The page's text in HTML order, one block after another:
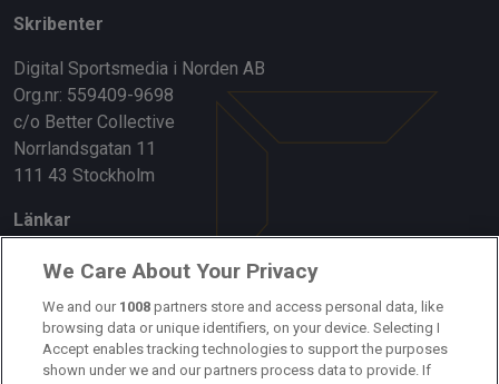
Skribenter
Digital Sportsmedia i Norden AB
Org.nr: 559409-9698
c/o Better Collective
Norrlandsgatan 11
111 43 Stockholm
Länkar
Om oss
Kontakta oss
Kundtjänst
We Care About Your Privacy
We and our 1008 partners store and access personal data, like
browsing data or unique identifiers, on your device. Selecting I
Accept enables tracking technologies to support the purposes
shown under we and our partners process data to provide. If